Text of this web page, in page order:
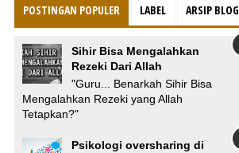
POSTINGAN POPULER LABEL ARSIP BLOG
Sihir Bisa Mengalahkan
Rezeki Dari Allah
"Guru... Benarkah Sihir Bisa
Mengalahkan Rezeki yang Allah
Tetapkan?"
Psikologi oversharing di